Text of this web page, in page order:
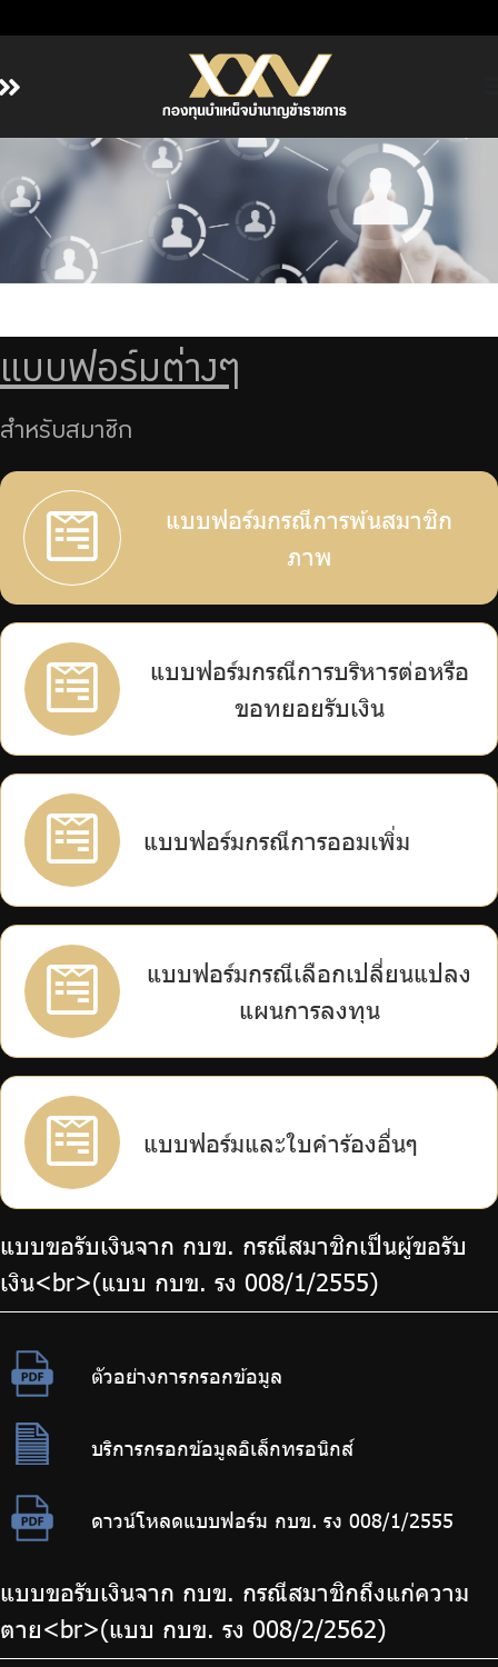
เกี่ยวกับ กบข.
บริการสมาชิก
ลงทุน
รายงานผลการดำเนินงาน
จัดซื้อจัดจ้าง
บริการเจ้าหน้าที่ส่วนราชการ
ร่วมงานกับเรา
ติดต่อเรา
ไทย |
แบบฟอร์มต่างๆ
สำหรับสมาชิก
แบบฟอร์มกรณีการพ้นสมาชิก
ภาพ
แบบฟอร์มกรณีการบริหารต่อหรือ
ขอทยอยรับเงิน
แบบฟอร์มกรณีการออมเพิ่ม
แบบฟอร์มกรณีเลือกเปลี่ยนแปลง
แผนการลงทุน
แบบฟอร์มและใบคำร้องอื่นๆ
แบบขอรับเงินจาก กบข. กรณีสมาชิกเป็นผู้ขอรับ
เงิน<br>(แบบ กบข. รง 008/1/2555)
ตัวอย่างการกรอกข้อมูล
บริการกรอกข้อมูลอิเล็กทรอนิกส์
ดาวน์โหลดแบบฟอร์ม กบข. รง 008/1/2555
แบบขอรับเงินจาก กบข. กรณีสมาชิกถึงแก่ความ
ตาย<br>(แบบ กบข. รง 008/2/2562)